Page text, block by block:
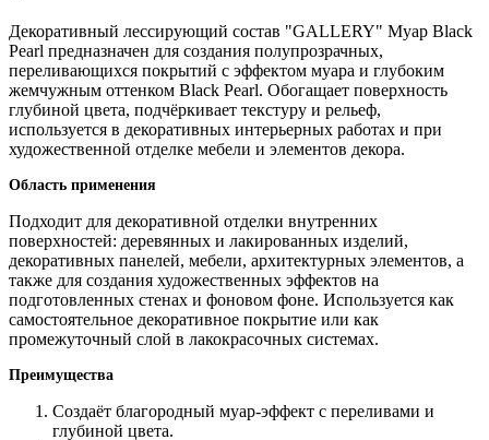
Декоративный лессирующий состав "GALLERY" Муар Black
Pearl предназначен для создания полупрозрачных,
переливающихся покрытий с эффектом муара и глубоким
жемчужным оттенком Black Pearl. Обогащает поверхность
глубиной цвета, подчёркивает текстуру и рельеф,
используется в декоративных интерьерных работах и при
художественной отделке мебели и элементов декора.
Область применения
Подходит для декоративной отделки внутренних
поверхностей: деревянных и лакированных изделий,
декоративных панелей, мебели, архитектурных элементов, а
также для создания художественных эффектов на
подготовленных стенах и фоновом фоне. Используется как
самостоятельное декоративное покрытие или как
промежуточный слой в лакокрасочных системах.
Преимущества
Создаёт благородный муар-эффект с переливами и
глубиной цвета.